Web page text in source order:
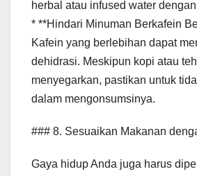
herbal atau infused water
* **Hindari Minuman Berkafein
Kafein yang berlebihan dapat
dehidrasi. Meskipun kopi atau
menyegarkan, pastikan untuk
dalam mengonsumsinya.
### 8. Sesuaikan Makanan
Gaya hidup Anda juga harus